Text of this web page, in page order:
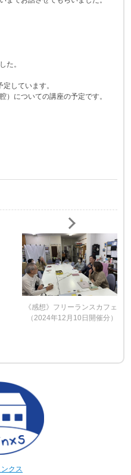
た。
しています。
）についての講座の予定です。
《感想》フリーランスカフェ
（2024年12月10日開催分）
クス